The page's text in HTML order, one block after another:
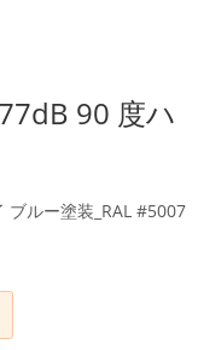
90 度ハ
ブルー塗装_RAL #5007